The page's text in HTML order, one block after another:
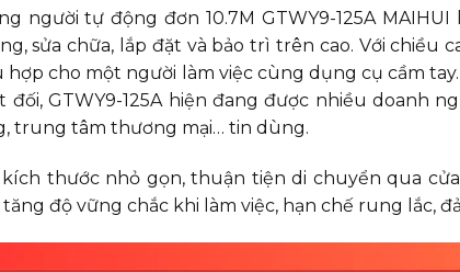
Kích
–
Bảo
người tự động đơn 10.7M GTWY9-125A MAIHUI
sửa chữa, lắp đặt và bảo trì trên cao. Với chiều
hợp cho một người làm việc cùng dụng cụ cầm
đối, GTWY9-125A hiện đang được nhiều doanh
trung tâm thương mại… tin dùng.
thước nhỏ gọn, thuận tiện di chuyển qua
độ vững chắc khi làm việc, hạn chế rung lắc,